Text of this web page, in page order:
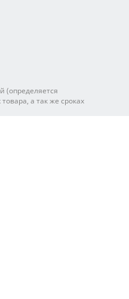
(определяется
а так же сроках